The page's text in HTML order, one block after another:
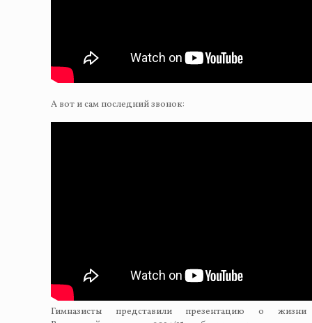
А вот и сам последний звонок:
Гимназисты представили презентацию о жизни